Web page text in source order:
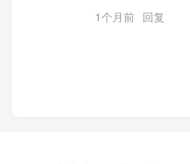
1个月前 回复